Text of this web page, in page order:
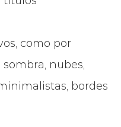
como por
nubes,
bordes